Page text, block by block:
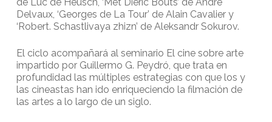
Delvaux, ‘Georges de La Tour’ de Alain Cavalier y
‘Robert. Schastlivaya zhizn’ de Aleksandr Sokurov.
El ciclo acompañará al seminario El cine sobre arte
impartido por Guillermo G. Peydró, que trata en
profundidad las múltiples estrategias con que los y
las cineastas han ido enriqueciendo la filmación de
las artes a lo largo de un siglo.